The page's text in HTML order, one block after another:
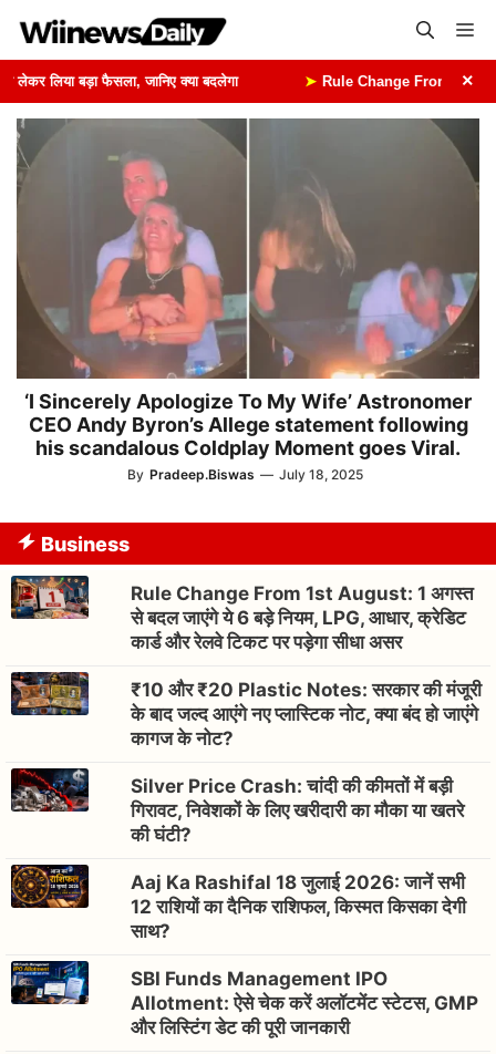
content
लिया बड़ा फैसला, जानिए क्या बदलेगा Rule Change From 1st ×
‘I Sincerely Apologize To My Wife’ Astronomer
CEO Andy Byron’s Allege statement following
his scandalous Coldplay Moment goes Viral.
By Pradeep.Biswas — July 18, 2025
Business
Rule Change From 1st August: 1 अगस्त
से बदल जाएंगे ये 6 बड़े नियम, LPG, आधार, क्रेडिट
कार्ड और रेलवे टिकट पर पड़ेगा सीधा असर
₹10 और ₹20 Plastic Notes: सरकार की मंजूरी
के बाद जल्द आएंगे नए प्लास्टिक नोट, क्या बंद हो जाएंगे
कागज के नोट?
Silver Price Crash: चांदी की कीमतों में बड़ी
गिरावट, निवेशकों के लिए खरीदारी का मौका या खतरे
की घंटी?
Aaj Ka Rashifal 18 जुलाई 2026: जानें सभी
12 राशियों का दैनिक राशिफल, किस्मत किसका देगी
साथ?
SBI Funds Management IPO
Allotment: ऐसे चेक करें अलॉटमेंट स्टेटस, GMP
और लिस्टिंग डेट की पूरी जानकारी